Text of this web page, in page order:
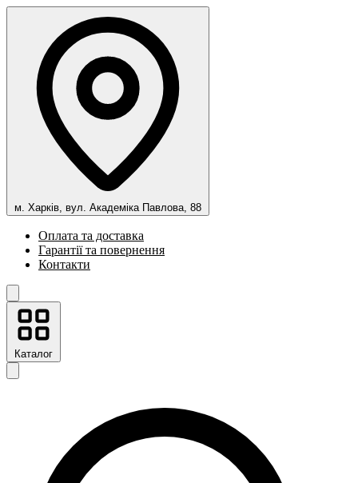
м. Харків, вул. Академіка Павлова, 88
Оплата та доставка
Гарантії та повернення
Контакти
Каталог